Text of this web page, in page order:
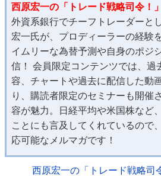
西原宏一の「トレード戦略司令！
外資系銀行でチーフトレーダーと
宏一氏が、プロディーラーの経験
イムリーな為替予測や自身のポジ
信！ 会員限定コンテンツでは、過
容、チャートや過去に配信した動
り、購読者限定のセミナーも開催
容が魅力。日経平均や米国株など
ことにも言及してくれているので
応可能なメルマガです！
西原宏一の「トレード戦略司